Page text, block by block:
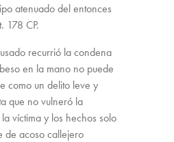
atenuado del entonces
178 CP.
recurrió la condena
en la mano no puede
como un delito leve y
que no vulneró la
víctima y los hechos solo
de acoso callejero